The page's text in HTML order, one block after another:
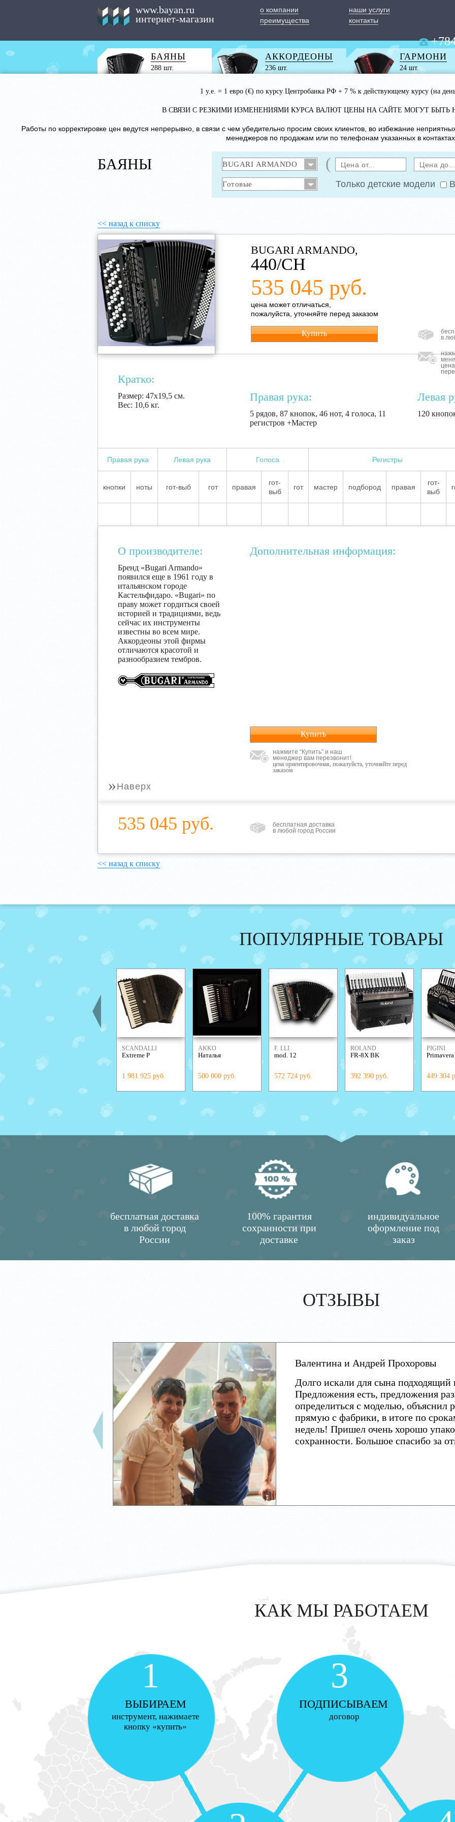
www.bayan.ru
интернет-магазин
о компании
наши услуги
преимущества
контакты
БАЯНЫ
288 шт.
АККОРДЕОНЫ
236 шт.
ГАРМОНИ
24 шт.
1 у.е. = 1 евро (€) по курсу Центробанка РФ + 7 % к действующему курсу (на
В СВЯЗИ С РЕЗКИМИ ИЗМЕНЕНИЯМИ КУРСА ВАЛЮТ ЦЕНЫ НА САЙТЕ МОГУТ БЫТЬ
Работы по корректировке цен ведутся непрерывно, в связи с чем убедительно просим своих клиентов, во избежание
менеджеров по продажам или по телефонам указанных в
БАЯНЫ (
Только детские модели
<< назад к списку
BUGARI ARMANDO,
440/CH
535 045 руб.
цена может отличаться,
пожалуйста, уточняйте перед заказом
Купить
в
Кратко:
Размер: 47х19,5 см.
Вес: 10,6 кг.
Правая рука:
5 рядов, 87 кнопок, 46 нот, 4 голоса, 11
регистров +Мастер
Левая
120
Правая рука Левая рука Голоса Регистры
кнопки ноты гот-выб гот правая
гот-
выб
гот мастер подбород правая
гот-
выб
О производителе:
Бренд «Bugari Armando»
появился еще в 1961 году в
итальянском городе
Кастельфидаро. «Bugari» по
праву может гордиться своей
историей и традициями, ведь
сейчас их инструменты
известны во всем мире.
Аккордеоны этой фирмы
отличаются красотой и
разнообразием тембров.
Дополнительная информация:
Купить
нажмите “Купить” и наш
менеджер вам перезвонит!
цена ориентировочная, пожалуйста, уточняйте перед
заказом
» Наверх
535 045 руб.
бесплатная доставка
в любой город России
<< назад к списку
ПОПУЛЯРНЫЕ ТОВАРЫ
SCANDALLI
Extreme P
1 981 925 руб.
AKKO
Наталья
500 000 руб.
F. LLI
ALESSANDRINI
mod. 12
572 724 руб.
ROLAND
FR-8X BK
392 390 руб.
PIGINI
Primavera
449 304
бесплатная доставка
в любой город
России
100% гарантия
сохранности при
доставке
индивидуальное
оформление под
заказ
ОТЗЫВЫ
Валентина и Андрей Прохоровы
Долго искали для сына подходящий
Предложения есть, предложения
определиться с моделью, объяснил
прямую с фабрики, в итоге по
недель! Пришел очень хорошо
сохранности. Большое спасибо за
КАК МЫ РАБОТАЕМ
1
ВЫБИРАЕМ
инструмент, нажимаете
кнопку «купить»
3
ПОДПИСЫВАЕМ
договор